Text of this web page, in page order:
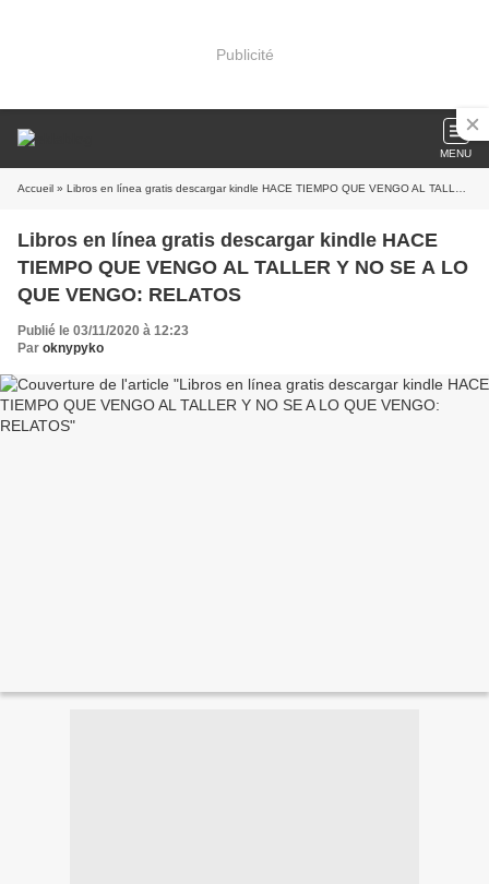
Publicité
MENU
Accueil » Libros en línea gratis descargar kindle HACE TIEMPO QUE VENGO AL TALLER Y NO SE A LO QUE VENGO: RELATOS
Libros en línea gratis descargar kindle HACE
TIEMPO QUE VENGO AL TALLER Y NO SE A LO
QUE VENGO: RELATOS
Publié le 03/11/2020 à 12:23
Par oknypyko